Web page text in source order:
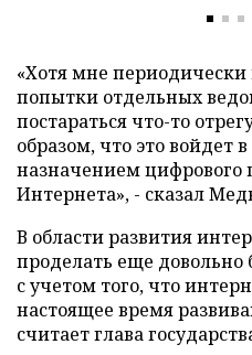
«Хотя мне периодически
попытки отдельных
постараться что-то
образом, что это войдет
назначением цифрового
Интернета», - сказал
В области развития
проделать еще довольно
с учетом того, что
настоящее время
считает глава